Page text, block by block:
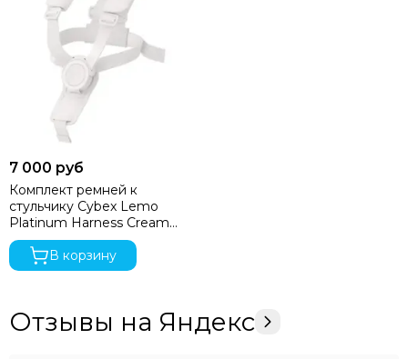
7 000 руб
Комплект ремней к
стульчику Cybex Lemo
Platinum Harness Cream
White
В корзину
Отзывы на Яндекс